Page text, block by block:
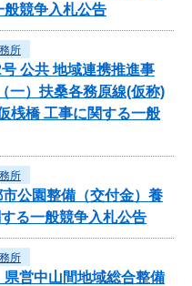
競争入札公告
所
公共 地域連携推進事
一）扶桑各務原線(仮称)
桟橋 工事に関する一般
所
公園整備（交付金）養
る一般競争入札公告
所
営中山間地域総合整備